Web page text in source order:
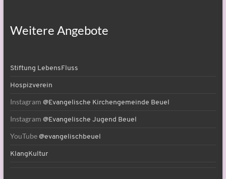
Weitere Angebote
Stiftung LebensFluss
Hospizverein
Instagram @Evangelische Kirchengemeinde Beuel
Instagram @Evangelische Jugend Beuel
YouTube @evangelischbeuel
KlangKultur